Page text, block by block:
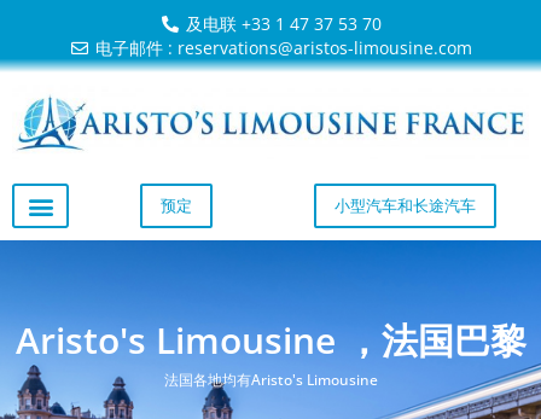
及电联 +33 1 47 37 53 70
电子邮件 : reservations@aristos-limousine.com
预定 小型汽车和长途汽车
Aristo's Limousine ，法国巴黎
法国各地均有Aristo's Limousine